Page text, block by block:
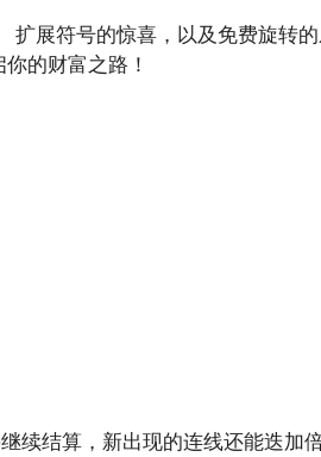
展符号的惊喜，以及免费旋转的
的财富之路！
续结算，新出现的连线还能迭加